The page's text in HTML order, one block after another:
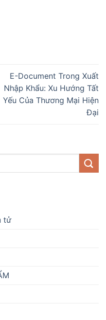
E-Document Trong Xuất
Nhập Khẩu: Xu Hướng Tất
Yếu Của Thương Mại Hiện
Đại
tử